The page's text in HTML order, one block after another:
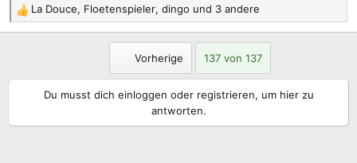
R
e
t
n
La Douce, Floetenspieler, dingo und 3 andere
Vorherige 137 von 137
Du musst dich einloggen oder registrieren, um hier zu
antworten.